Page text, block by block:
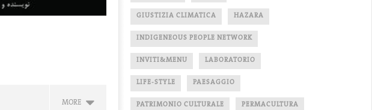
MORE
GIUSTIZIA CLIMATICA HAZARA
INDIGENEOUS PEOPLE NETWORK
INVITI&MENU LABORATORIO
LIFE-STYLE PAESAGGIO
PATRIMONIO CULTURALE PERMACULTURA